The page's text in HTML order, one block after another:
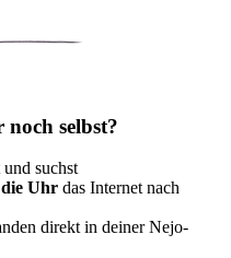
selbst?
suchst
Uhr das Internet nach
direkt in deiner Nejo-